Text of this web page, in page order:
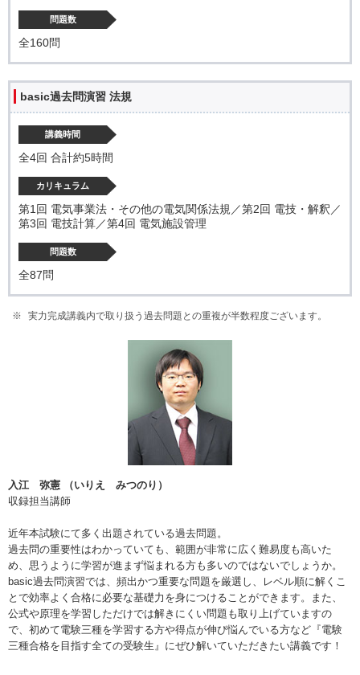
問題数
全160問
basic過去問演習 法規
講義時間
全4回 合計約5時間
カリキュラム
第1回 電気事業法・その他の電気関係法規／第2回 電技・解釈／
第3回 電技計算／第4回 電気施設管理
問題数
全87問
実力完成講義内で取り扱う過去問題との重複が半数程度ございます。
入江 弥憲 （いりえ みつのり）
収録担当講師
近年本試験にて多く出題されている過去問題。
過去問の重要性はわかっていても、範囲が非常に広く難易度も高いた
め、思うように学習が進まず悩まれる方も多いのではないでしょうか。
basic過去問演習では、頻出かつ重要な問題を厳選し、レベル順に解くこ
とで効率よく合格に必要な基礎力を身につけることができます。また、
公式や原理を学習しただけでは解きにくい問題も取り上げていますの
で、初めて電験三種を学習する方や得点が伸び悩んでいる方など『電験
三種合格を目指す全ての受験生』にぜひ解いていただきたい講義です！